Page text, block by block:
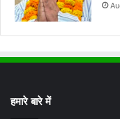
हमारे बारे में